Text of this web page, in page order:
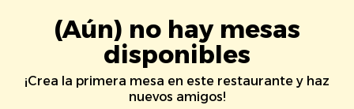
(Aún) no hay mesas
disponibles
¡Crea la primera mesa en este restaurante y haz
nuevos amigos!